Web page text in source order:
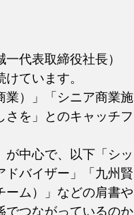
代表取締役社長）
ています。
）」「シニア商業施
さを」とのキャッチフ
中心で、以下「シッ
ドバイザー」「九州賢
ーム）」などの肩書や
でつながっているのか